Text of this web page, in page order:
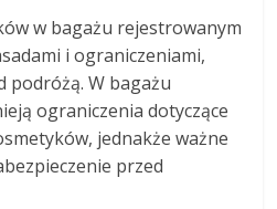
w bagażu rejestrowanym
i ograniczeniami,
podróżą. W bagażu
ograniczenia dotyczące
jednakże ważne
przed